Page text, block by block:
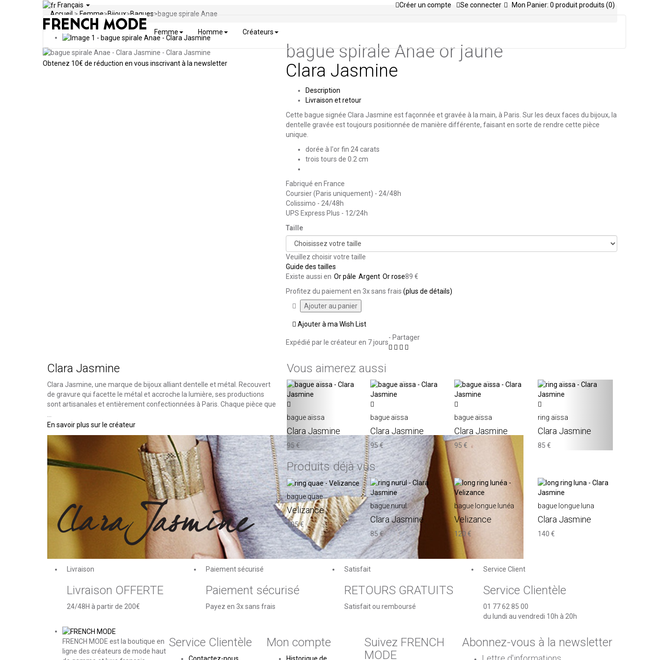
Mon Panier: 0 produitproduits (0)
Créer un compte Se connecter
Français
Femme Homme Créateurs
Obtenez 10€ de réduction en vous inscrivant à la newsletter
Accueil>Femme>Bijoux>Bagues>bague spirale Anae
bague spirale Anaeor jaune
Clara Jasmine
Description
Livraison et retour
Cette bague signée Clara Jasmine est façonnée et gravée à la main, à Paris. Sur les deux faces du bijoux, la
dentelle gravée est toujours positionnée de manière différente, faisant en sorte de rendre cette pièce
unique.
dorée à l'or fin 24 carats
trois tours de 0.2 cm
Fabriqué en France
Coursier (Paris uniquement) - 24/48h
Colissimo - 24/48h
UPS Express Plus - 12/24h
Taille
Veuillez choisir votre taille
Guide des tailles
Existe aussi en Or pâle Argent Or rose89 €
Profitez du paiement en 3x sans frais (plus de détails)
Ajouter à ma Wish List
Expédié par le créateuren 7 jours
- Partager
Clara Jasmine
Clara Jasmine, une marque de bijoux alliant dentelle et métal. Recouvert
de gravure qui facette le métal et accroche la lumière, ses productions
sont artisanales et entièrement confectionnées à Paris. Chaque pièce que
En savoir plus sur le créateur
Vous aimerez aussi
‹ ›
bague aïssa
Clara Jasmine
95 €
bague aïssa
Clara Jasmine
95 €
bague aïssa
Clara Jasmine
95 €
ring aïssa
Clara Jasmine
85 €
Produits déjà vus
bague quae
Velizance
105 €
bague nurul
Clara Jasmine
85 €
bague longue lunéa
Velizance
120 €
bague longue luna
Clara Jasmine
140 €
Livraison
Livraison OFFERTE
24/48H à partir de 200€
Paiement sécurisé
Paiement sécurisé
Payez en 3x sans frais
Satisfait
RETOURS GRATUITS
Satisfait ou remboursé
Service Client
Service Clientèle
01 77 62 85 00
du lundi au vendredi 10h à 20h
FRENCH MODE est la boutique en
ligne des créateurs de mode haut
Service Clientèle Mon compte
Suivez FRENCH
MODE
Abonnez-vous à la newsletter